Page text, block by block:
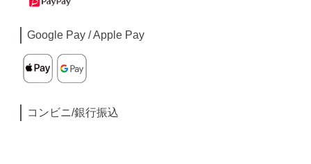
Google Pay / Apple Pay
コンビニ/銀行振込